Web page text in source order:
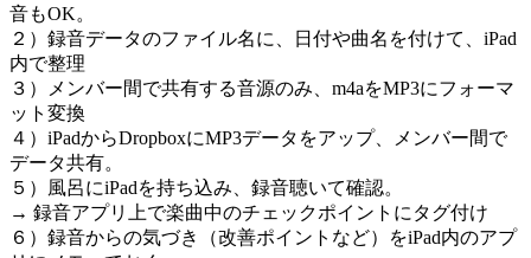
音もOK。
２）録音データのファイル名に、日付や曲名を付けて、iPad
内で整理
３）メンバー間で共有する音源のみ、m4aをMP3にフォーマ
ット変換
４）iPadからDropboxにMP3データをアップ、メンバー間で
データ共有。
５）風呂にiPadを持ち込み、録音聴いて確認。
→ 録音アプリ上で楽曲中のチェックポイントにタグ付け
６）録音からの気づき（改善ポイントなど）をiPad内のアプ